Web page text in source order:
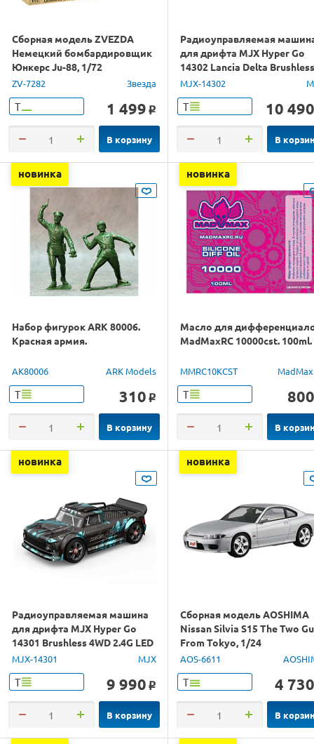
Сборная модель ZVEZDA
Немецкий бомбардировщик
Юнкерс Ju-88, 1/72
ZV-7282 Звезда
Т 1 499 o
В корзину
Радиоуправляемая
для дрифта MJX Hyper Go
14302 Lancia Delta Brushless
4WD 2.4G LED 1/14 RTR
MJX-14302
Т 10 490
В
новинка
Набор фигурок ARK 80006.
Красная армия.
AK80006 ARK Models
Т 310 o
В корзину
новинка
Масло для
MadMaxRC 10000cst. 100ml.
MMRC10KCST
Т 800
В
новинка
Радиоуправляемая машина
для дрифта MJX Hyper Go
14301 Brushless 4WD 2.4G LED
1/14 RTR
MJX-14301 MJX
Т 9 990 o
В корзину
новинка
Сборная модель AOSHIMA
Nissan Silvia S15 The Two
From Tokyo, 1/24
AOS-6611
Т 4 730
В